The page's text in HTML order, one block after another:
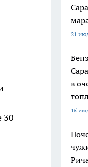
30
21
в
15